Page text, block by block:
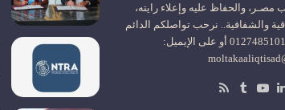
مصـر، والحفاظ عليه وإعلاء رايته،
والشفافية.. نرحب تواصلكم الدائم
على : 01004072130 01274851011 أو على الإيميل:
لينكدإن‫YouTube